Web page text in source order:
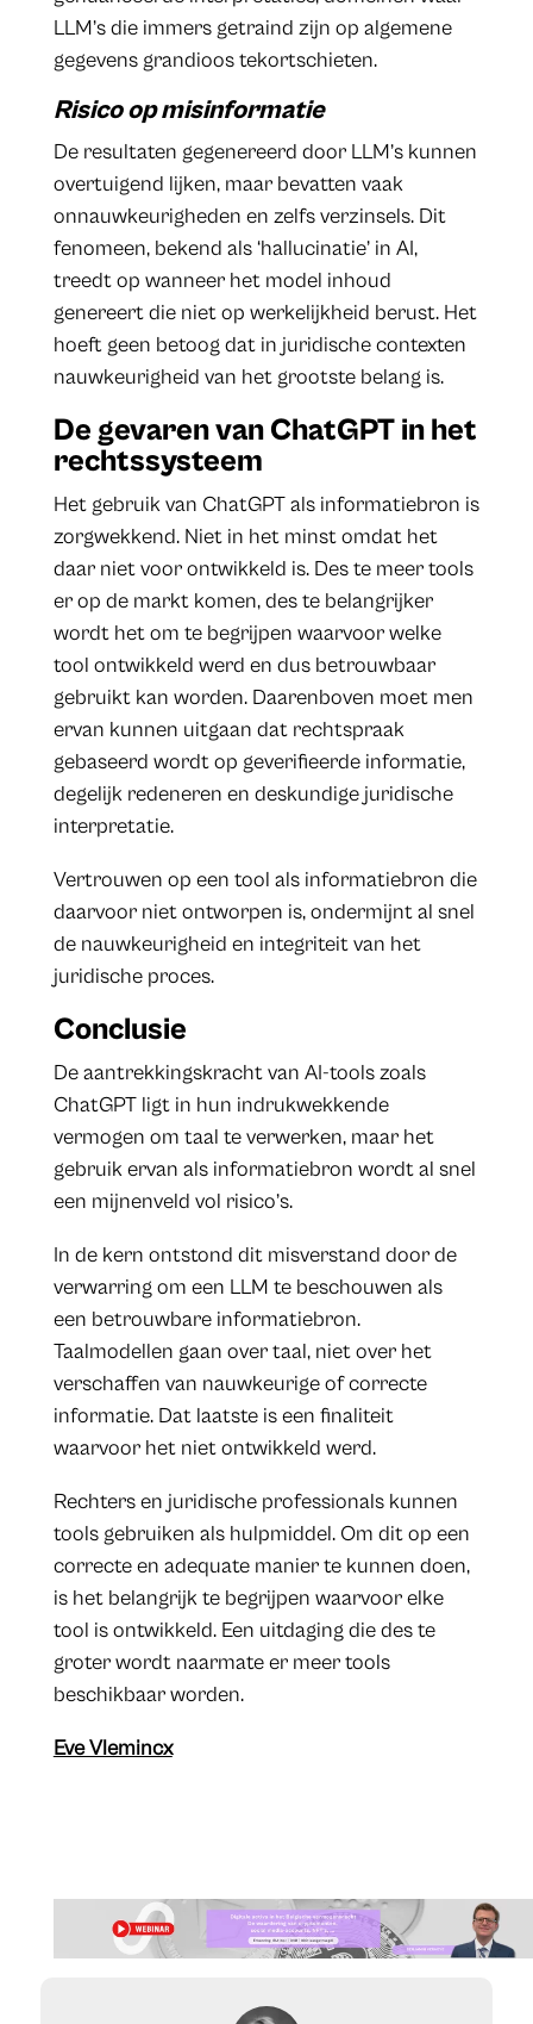
LLM’s die immers getraind zijn op algemene
gegevens grandioos tekortschieten.
Risico op misinformatie
De resultaten gegenereerd door LLM’s kunnen
overtuigend lijken, maar bevatten vaak
onnauwkeurigheden en zelfs verzinsels. Dit
fenomeen, bekend als ‘hallucinatie’ in AI,
treedt op wanneer het model inhoud
genereert die niet op werkelijkheid berust. Het
hoeft geen betoog dat in juridische contexten
nauwkeurigheid van het grootste belang is.
De gevaren van ChatGPT in het
rechtssysteem
Het gebruik van ChatGPT als informatiebron is
zorgwekkend. Niet in het minst omdat het
daar niet voor ontwikkeld is. Des te meer tools
er op de markt komen, des te belangrijker
wordt het om te begrijpen waarvoor welke
tool ontwikkeld werd en dus betrouwbaar
gebruikt kan worden. Daarenboven moet men
ervan kunnen uitgaan dat rechtspraak
gebaseerd wordt op geverifieerde informatie,
degelijk redeneren en deskundige juridische
interpretatie.
Vertrouwen op een tool als informatiebron die
daarvoor niet ontworpen is, ondermijnt al snel
de nauwkeurigheid en integriteit van het
juridische proces.
Conclusie
De aantrekkingskracht van AI-tools zoals
ChatGPT ligt in hun indrukwekkende
vermogen om taal te verwerken, maar het
gebruik ervan als informatiebron wordt al snel
een mijnenveld vol risico’s.
In de kern ontstond dit misverstand door de
verwarring om een LLM te beschouwen als
een betrouwbare informatiebron.
Taalmodellen gaan over taal, niet over het
verschaffen van nauwkeurige of correcte
informatie. Dat laatste is een finaliteit
waarvoor het niet ontwikkeld werd.
Rechters en juridische professionals kunnen
tools gebruiken als hulpmiddel. Om dit op een
correcte en adequate manier te kunnen doen,
is het belangrijk te begrijpen waarvoor elke
tool is ontwikkeld. Een uitdaging die des te
groter wordt naarmate er meer tools
beschikbaar worden.
Eve Vlemincx